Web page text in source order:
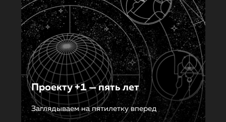
Проекту +1 — пять лет
Заглядываем на пятилетку вперед